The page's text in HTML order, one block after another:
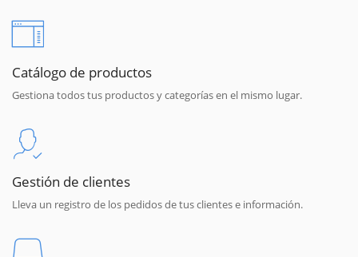
Catálogo de productos
Gestiona todos tus productos y categorías en el mismo lugar.
Gestión de clientes
Lleva un registro de los pedidos de tus clientes e información.